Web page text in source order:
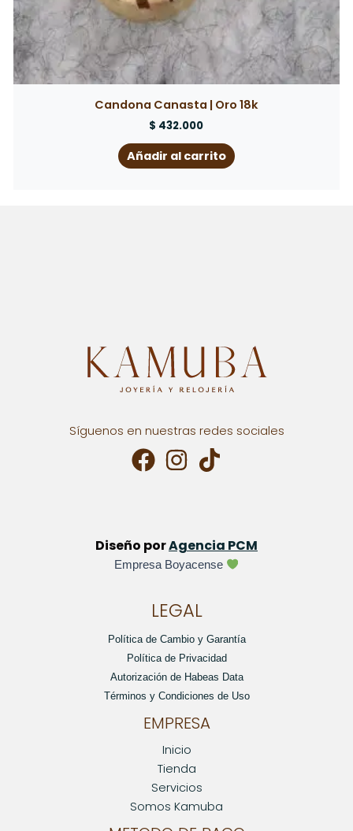
Candona Canasta | Oro 18k
$ 432.000
Añadir al carrito
Síguenos en nuestras redes sociales
Diseño porAgencia PCM
Empresa Boyacense
LEGAL
Política de Cambio y Garantía
Política de Privacidad
Autorización de Habeas Data
Términos y Condiciones de Uso
EMPRESA
Inicio
Tienda
Servicios
Somos Kamuba